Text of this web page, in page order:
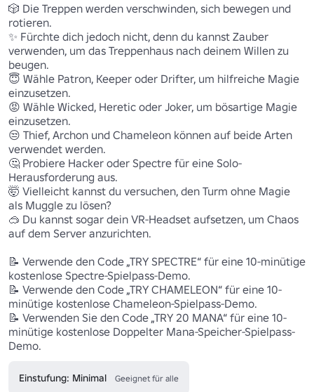
🎲 Die Treppen werden verschwinden, sich bewegen und
rotieren.
✨ Fürchte dich jedoch nicht, denn du kannst Zauber
verwenden, um das Treppenhaus nach deinem Willen zu
beugen.
😇 Wähle Patron, Keeper oder Drifter, um hilfreiche Magie
einzusetzen.
😡 Wähle Wicked, Heretic oder Joker, um bösartige Magie
einzusetzen.
😒 Thief, Archon und Chameleon können auf beide Arten
verwendet werden.
🤔 Probiere Hacker oder Spectre für eine Solo-
Herausforderung aus.
🤯 Vielleicht kannst du versuchen, den Turm ohne Magie
als Muggle zu lösen?
🥽 Du kannst sogar dein VR-Headset aufsetzen, um Chaos
auf dem Server anzurichten.
📝 Verwende den Code „TRY SPECTRE“ für eine 10-minütige
kostenlose Spectre-Spielpass-Demo.
📝 Verwende den Code „TRY CHAMELEON“ für eine 10-
minütige kostenlose Chameleon-Spielpass-Demo.
📝 Verwenden Sie den Code „TRY 20 MANA“ für eine 10-
minütige kostenlose Doppelter Mana-Speicher-Spielpass-
Demo.
Einstufung: Minimal Geeignet für alle